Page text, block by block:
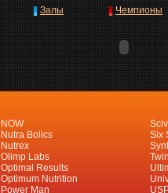
Залы Чемпионы
NOW
Nutra Bolics
Nutrex
Olimp Labs
Optimal Results
Optimum Nutrition
Power Man
Six